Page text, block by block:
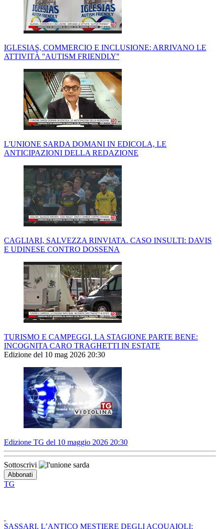
IGLESIAS, COMMERCIO E INCLUSIONE: ARRIVANO LE
ATTIVITÀ ''AUTISM FRIENDLY''
L'UNIONE SARDA DOMANI IN EDICOLA, LE
ANTICIPAZIONI DELLA REDAZIONE
CAGLIARI, SALVEZZA RINVIATA. CASO INSULTI: DAVIS
E UDINESE CONTRO DOSSENA
TURISMO E CAMPEGGI, LA STAGIONE PARTE BENE:
INCOGNITA CARO TRAGHETTI IN ESTATE
Edizione del 10 mag 2026 20:30
Edizione TG del 10 maggio 2026 20:30
Sottoscrivi
TG
SASSARI, L’ANTICO MESTIERE DEGLI ACQUAIOLI: